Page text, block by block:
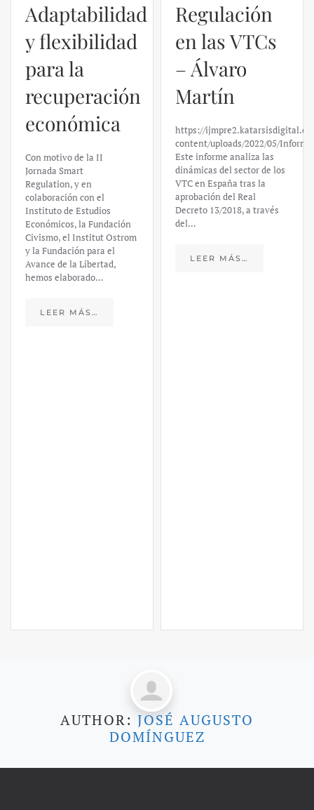
Adaptabilidad
y flexibilidad
para la
recuperación
económica
Con motivo de la II
Jornada Smart
Regulation, y en
colaboración con el
Instituto de Estudios
Económicos, la Fundación
Civismo, el Institut Ostrom
y la Fundación para el
Avance de la Libertad,
hemos elaborado…
LEER MÁS…
Regulación
en las VTCs
– Álvaro
Martín
https://
content/uploads/2022/05/
Este informe analiza las
dinámicas del sector de los
VTC en España tras la
aprobación del Real
Decreto 13/2018, a través
del…
LEER MÁS…
AUTHOR: JOSÉ AUGUSTO
DOMÍNGUEZ